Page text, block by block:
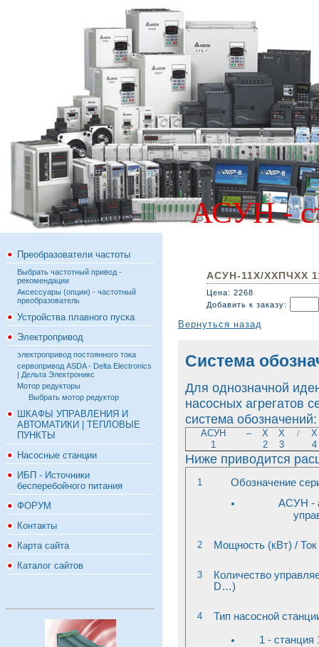
Преобразователи частоты
Выбрать частотный привод -
рекомендации
Аксессуары (опции) - частотный
преобразователь
Устройства плавного пуска
Электропривод
электропривод постоянного тока
сервопривод ASDA - Delta Electronics
| Дельта Электроникс
Мотор редукторы
Выбрать мотор редуктор
ШКАФЫ УПРАВЛЕНИЯ И
АВТОМАТИКИ | ТЕПЛОВЫЕ
ПУНКТЫ
Насосные станции
ИБП - Источники
бесперебойного питания
ФОРУМ
Контакты
Карта сайта
Каталог сайтов
АСУН -
АСУН-11Х/ХХПЧХХ
Цена: 2268
Добавить к заказу:
Вернуться назад
Система
Для однозначной
насосных агрегатов
система обозначений:
АСУН – Х Х /
Х
1
2 3 4
Ниже приводится
1
Обозначение
АСУН -
2 Мощность (кВт) /
3
Количество
D…)
4 Тип насосной
1 - станция